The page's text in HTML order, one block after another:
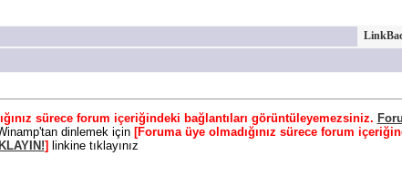
sürece forum içeriğindeki bağlantıları görüntüleyemezsiniz.
Winamp'tan dinlemek için [Foruma üye olmadığınız sürece forum
] linkine tıklayınız